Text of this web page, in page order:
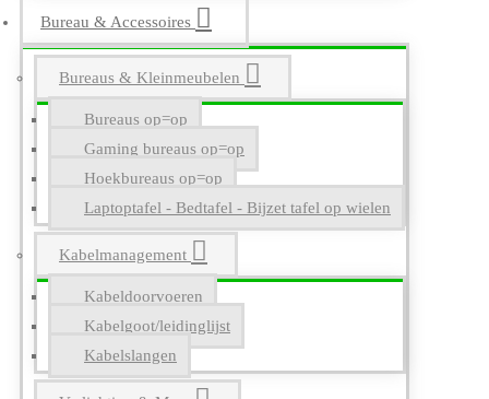
Bureau & Accessoires
Bureaus & Kleinmeubelen
Bureaus op=op
Gaming bureaus op=op
Hoekbureaus op=op
Laptoptafel - Bedtafel - Bijzet tafel op wielen
Kabelmanagement
Kabeldoorvoeren
Kabelgoot/leidinglijst
Kabelslangen